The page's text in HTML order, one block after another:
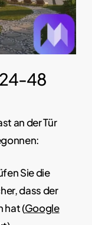
48
an der Tür
Sie die
dass der
hat (Google